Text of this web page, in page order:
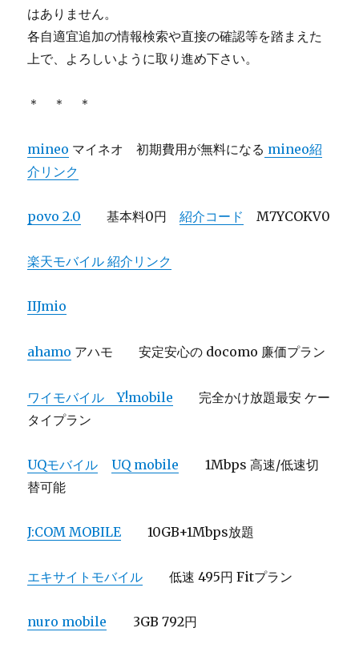
はありません。
各自適宜追加の情報検索や直接の確認等を踏まえた
上で、よろしいように取り進め下さい。
＊ ＊ ＊
mineo マイネオ 初期費用が無料になる mineo紹
介リンク
povo 2.0 基本料0円紹介コード M7YCOKV0
楽天モバイル 紹介リンク
IIJmio
ahamo アハモ 安定安心の docomo 廉価プラン
ワイモバイル Y!mobile 完全かけ放題最安 ケー
タイプラン
UQモバイル UQ mobile
1Mbps 高速/低速切
替可能
J:COM MOBILE 10GB+1Mbps放題
エキサイトモバイル 低速 495円 Fitプラン
nuro mobile 3GB 792円